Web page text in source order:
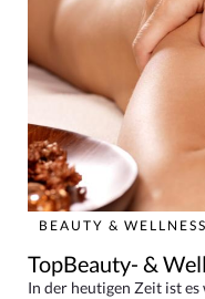
BEAUTY & WELLNESS
TopBeauty- &
In der heutigen Zeit ist